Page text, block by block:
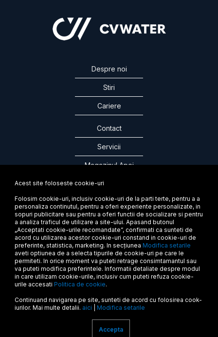
Despre noi
Stiri
Cariere
Contact
Servicii
Magazinul Apei
ABONEAZA-TE LA NEWSLETTER
Termeni si conditii
Politica de confidentialitate
ANPC
Acest site foloseste cookie-uri
Folosim cookie-uri, inclusiv cookie-uri de la parti terte, pentru a a
personaliza continutul, pentru a oferi experiente personalizate, in
sopuri publicitare sau pentru a oferi functii de socializare si pentru
a analiza traficul de utilizare a site-ului. Apasand butonul
„Acceptati cookie-urile recomandate”, confirmati ca sunteti de
acord cu utilizarea acestor cookie-uri constand in cookie-uri de
preferinte, statistica, marketing. In secțiunea Modifica setarile
aveti optiunea de a selecta tipurile de cookie-uri pe care le
permiteti. In orice moment va puteti retrage consimtamantul sau
va puteti modifica preferintele. Informatii detaliate despre modul
in care utilizam cookie-urile, inclusiv cum puteti refuza cookie-
urile accesati Politica de cookie.
Continuand navigarea pe site, sunteti de acord cu folosirea cook-
iurilor. Mai multe detalii. aici Modifica setarile
Accepta